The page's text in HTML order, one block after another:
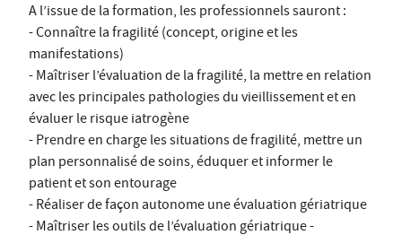
A l’issue de la formation, les professionnels sauront :
- Connaître la fragilité (concept, origine et les
manifestations)
- Maîtriser l’évaluation de la fragilité, la mettre en relation
avec les principales pathologies du vieillissement et en
évaluer le risque iatrogène
- Prendre en charge les situations de fragilité, mettre un
plan personnalisé de soins, éduquer et informer le
patient et son entourage
- Réaliser de façon autonome une évaluation gériatrique
- Maîtriser les outils de l’évaluation gériatrique -